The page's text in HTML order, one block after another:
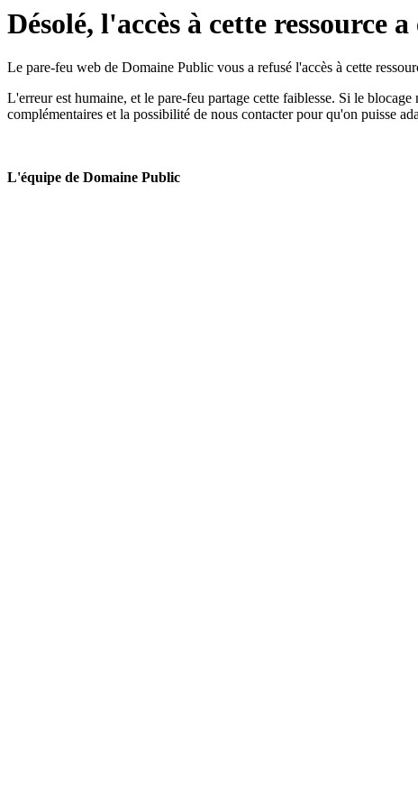
Désolé, l'accès à cette ressource
Le pare-feu web de Domaine Public vous a refusé l'accès à cette
L'erreur est humaine, et le pare-feu partage cette faiblesse. Si le
complémentaires et la possibilité de nous contacter pour qu'on puisse
L'équipe de Domaine Public